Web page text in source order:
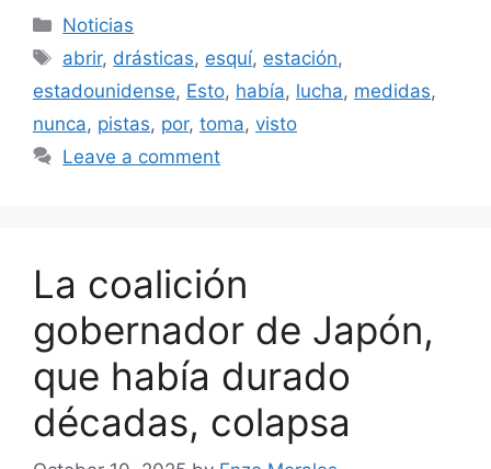
Categories
Noticias
Tags
abrir, drásticas, esquí, estación,
estadounidense, Esto, había, lucha, medidas,
nunca, pistas, por, toma, visto
Leave a comment
La coalición
gobernador de Japón,
que había durado
décadas, colapsa